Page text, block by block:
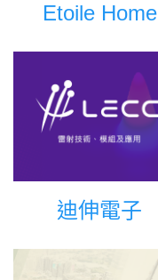
Etoile Home
迪伸電子